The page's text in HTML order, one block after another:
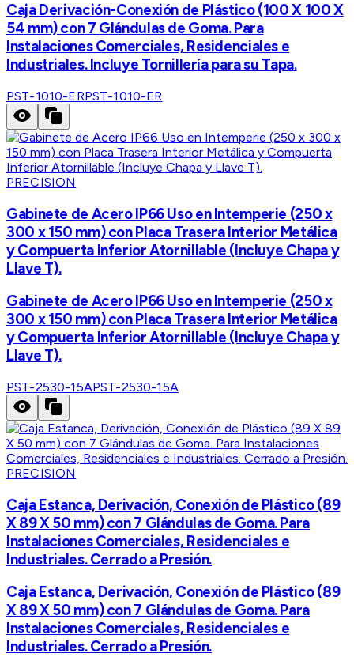
Caja Derivación-Conexión de Plástico (100 X 100 X
54 mm) con 7 Glándulas de Goma. Para
Instalaciones Comerciales, Residenciales e
Industriales. Incluye Tornillería para su Tapa.
PST-1010-ERPST-1010-ER
PRECISION
Gabinete de Acero IP66 Uso en Intemperie (250 x
300 x 150 mm) con Placa Trasera Interior Metálica
y Compuerta Inferior Atornillable (Incluye Chapa y
Llave T).
Gabinete de Acero IP66 Uso en Intemperie (250 x
300 x 150 mm) con Placa Trasera Interior Metálica
y Compuerta Inferior Atornillable (Incluye Chapa y
Llave T).
PST-2530-15APST-2530-15A
PRECISION
Caja Estanca, Derivación, Conexión de Plástico (89
X 89 X 50 mm) con 7 Glándulas de Goma. Para
Instalaciones Comerciales, Residenciales e
Industriales. Cerrado a Presión.
Caja Estanca, Derivación, Conexión de Plástico (89
X 89 X 50 mm) con 7 Glándulas de Goma. Para
Instalaciones Comerciales, Residenciales e
Industriales. Cerrado a Presión.